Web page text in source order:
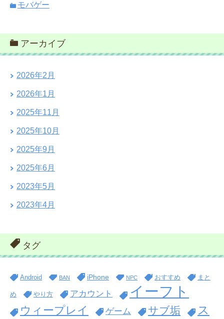
モバゲー
アーカイブ
2026年2月
2026年1月
2025年11月
2025年10月
2025年9月
2025年6月
2023年5月
2023年4月
タグ
Android BAN iPhone NPC おすすめ まと
め やり方 アカウント イーフト
ウィープレイ ゲーム サブ垢 ス